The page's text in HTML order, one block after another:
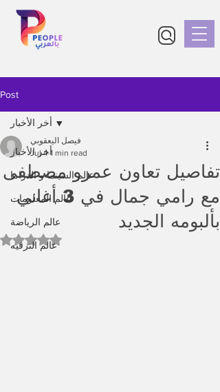
Post
أخر الأخبار
عالم السينما و الدراما
عالم المعلومات
عالم الرياضة
عالم الترفيه
أخر الأخبار
تفاصيل تعاون عمرو مصطفى
مع رامي جمال في 3 أغاني
بألبومه الجديد
فيصل اليعقوبي
Jul 4 1 min read
Rated NaN out of 5 stars.